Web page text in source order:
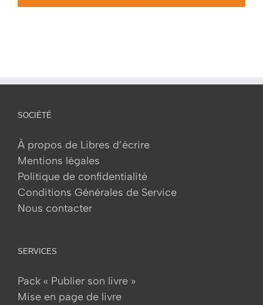
SOCIÉTÉ
À propos de Libres d’écrire
Mentions légales
Politique de confidentialité
Conditions Générales de Service
Nous contacter
SERVICES
Pack « Publier son livre »
Mise en page de livre